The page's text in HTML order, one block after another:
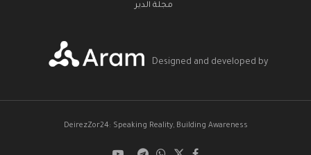
مجلة الدير
Designed and developed by
DeirezZor24: Speaking Reality, Building Awareness